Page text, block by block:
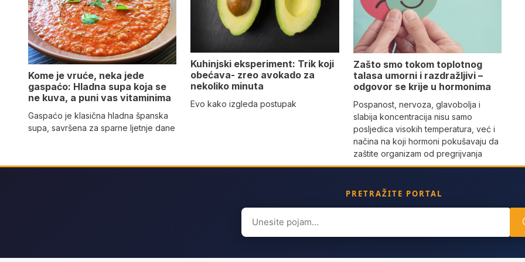
Kome je vruće, neka jede
gaspaćo: Hladna supa koja se
ne kuva, a puni vas vitaminima
Gaspaćo je klasična hladna španska
supa, savršena za sparne ljetnje dane
Kuhinjski eksperiment: Trik koji
obećava- zreo avokado za
nekoliko minuta
Evo kako izgleda postupak
Zašto smo tokom toplotnog
talasa umorni i razdražljivi –
odgovor se krije u hormonima
Pospanost, nervoza, glavobolja i
slabija koncentracija nisu samo
posljedica visokih temperatura, već i
načina na koji hormoni pokušavaju da
zaštite organizam od pregrijvanja
PRETRAŽITE PORTAL
Search
for: